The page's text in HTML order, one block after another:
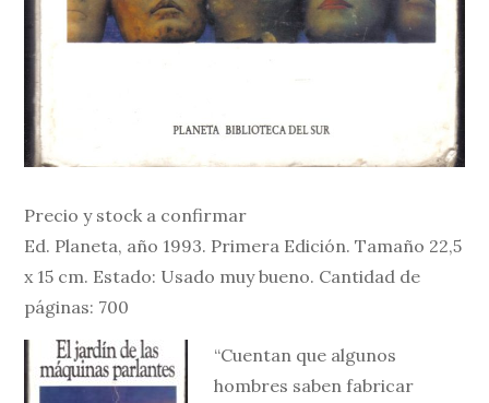
Precio y stock a confirmar
Ed. Planeta, año 1993. Primera Edición. Tamaño 22,5
x 15 cm. Estado: Usado muy bueno. Cantidad de
páginas: 700
“Cuentan que algunos
hombres saben fabricar